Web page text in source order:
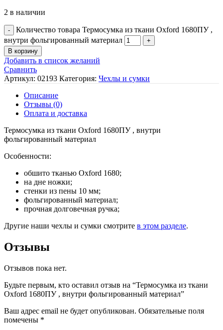
2 в наличии
Количество товара Термосумка из ткани Oxford 1680ПУ ,
внутри фольгированный материал
В корзину
Добавить в список желаний
Сравнить
Артикул: 02193 Категория: Чехлы и сумки
Описание
Отзывы (0)
Оплата и доставка
Термосумка из ткани Oxford 1680ПУ , внутри
фольгированный материал
Особенности:
обшито тканью Oxford 1680;
на дне ножки;
стенки из пены 10 мм;
фольгированный материал;
прочная долговечная ручка;
Другие наши чехлы и сумки смотрите в этом разделе.
Отзывы
Отзывов пока нет.
Будьте первым, кто оставил отзыв на “Термосумка из ткани
Oxford 1680ПУ , внутри фольгированный материал”
Ваш адрес email не будет опубликован. Обязательные поля
помечены *